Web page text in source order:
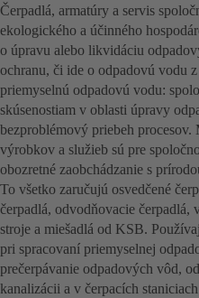
Čerpadlá, armatúry a servis
ekologického a účinného
o úpravu alebo likvidáciu
ochranu, či ide o odpadovú vodu
priemyselnú odpadovú vodu:
skúsenostiam v oblasti úpravy
bezproblémový priebeh
výrobkov a služieb sú pre
obozretné zaobchádzanie s
To všetko zaručujú osvedčené
čerpadlá, odvodňovacie čerpadlá,
stroje a miešadlá od KSB.
pri spracovaní priemyselnej
prečerpávanie odpadových vôd,
kanalizácii a v čerpacích